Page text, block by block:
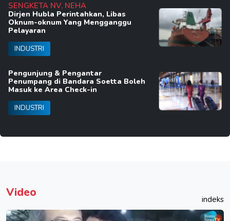
SENGKETA NV, NEHA
Dirjen Hubla Perintahkan, Libas
Oknum-oknum Yang Mengganggu
Pelayaran
INDUSTRI
Pengunjung & Pengantar
Penumpang di Bandara Soetta Boleh
Masuk ke Area Check-in
INDUSTRI
indeks
Video